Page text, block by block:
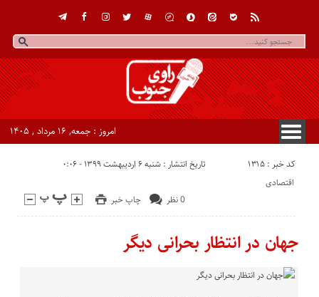
امروز : جمعه, ۱۶ مرداد , ۱۴۰۵
کد خبر : 1315 تاریخ انتشار : شنبه ۶ اردیبهشت ۱۳۹۹ - ۰:۰۶
چاپ خبر 0 نظر
اقتصادی
جهان در انتظار بحرانی دیگر